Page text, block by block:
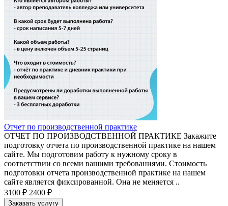
Отчет по производственной практике
ОТЧЕТ ПО ПРОИЗВОДСТВЕННОЙ ПРАКТИКЕ Закажите
подготовку отчета по производственной практике на нашем
сайте. Мы подготовим работу к нужному сроку в
соответствии со всеми вашими требованиями. Стоимость
подготовки отчета производственной практике на нашем
сайте является фиксированной. Она не меняется ..
3100 ₽ 2400 ₽
Заказать услугу